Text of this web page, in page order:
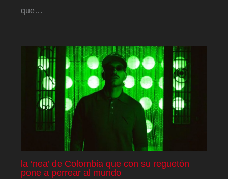
que…
la ‘nea’ de Colombia que con su reguetón
pone a perrear al mundo